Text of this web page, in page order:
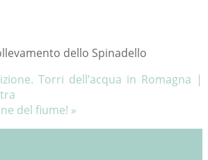
dello Spinadello
Torri dell’acqua in Romagna |
del fiume! »